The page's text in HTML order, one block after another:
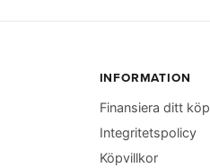
INFORMATION
Finansiera ditt köp
Integritetspolicy
Köpvillkor